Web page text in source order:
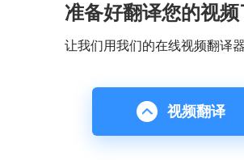
准备好翻译您的视频
让我们用我们的在线视频翻译
视频翻译